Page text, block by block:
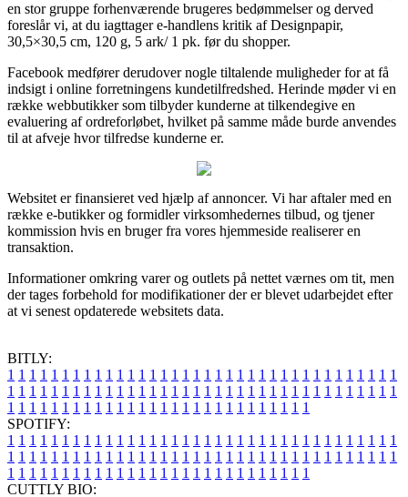
en stor gruppe forhenværende brugeres bedømmelser og derved
foreslår vi, at du iagttager e-handlens kritik af Designpapir,
30,5×30,5 cm, 120 g, 5 ark/ 1 pk. før du shopper.
Facebook medfører derudover nogle tiltalende muligheder for at få
indsigt i online forretningens kundetilfredshed. Herinde møder vi en
række webbutikker som tilbyder kunderne at tilkendegive en
evaluering af ordreforløbet, hvilket på samme måde burde anvendes
til at afveje hvor tilfredse kunderne er.
Websitet er finansieret ved hjælp af annoncer. Vi har aftaler med en
række e-butikker og formidler virksomhedernes tilbud, og tjener
kommission hvis en bruger fra vores hjemmeside realiserer en
transaktion.
Informationer omkring varer og outlets på nettet værnes om tit, men
der tages forbehold for modifikationer der er blevet udarbejdet efter
at vi senest opdaterede websitets data.
BITLY:
1 1 1 1 1 1 1 1 1 1 1 1 1 1 1 1 1 1 1 1 1 1 1 1 1 1 1 1 1 1 1 1 1 1 1 1
1 1 1 1 1 1 1 1 1 1 1 1 1 1 1 1 1 1 1 1 1 1 1 1 1 1 1 1 1 1 1 1 1 1 1 1
1 1 1 1 1 1 1 1 1 1 1 1 1 1 1 1 1 1 1 1 1 1 1 1 1 1 1 1
SPOTIFY:
1 1 1 1 1 1 1 1 1 1 1 1 1 1 1 1 1 1 1 1 1 1 1 1 1 1 1 1 1 1 1 1 1 1 1 1
1 1 1 1 1 1 1 1 1 1 1 1 1 1 1 1 1 1 1 1 1 1 1 1 1 1 1 1 1 1 1 1 1 1 1 1
1 1 1 1 1 1 1 1 1 1 1 1 1 1 1 1 1 1 1 1 1 1 1 1 1 1 1 1
CUTTLY BIO: